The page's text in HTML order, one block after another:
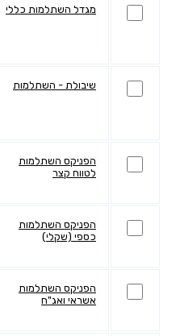
מגדל השתלמות כללי
שיבולת - השתלמות
הפניקס השתלמות
לטווח קצר
הפניקס השתלמות
כספי (שקלי)
הפניקס השתלמות
אשראי ואג"ח